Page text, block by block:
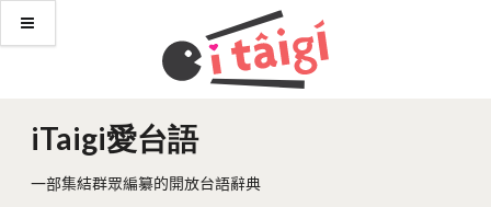
iTaigi愛台語
一部集結群眾編纂的開放台語辭典